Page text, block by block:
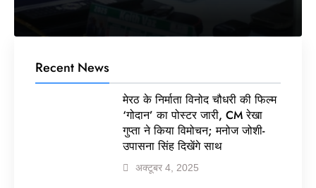
Recent News
मेरठ के निर्माता विनोद चौधरी की फिल्म
‘गोदान’ का पोस्टर जारी, CM रेखा
गुप्ता ने किया विमोचन; मनोज जोशी-
उपासना सिंह दिखेंगे साथ
अक्टूबर 4, 2025